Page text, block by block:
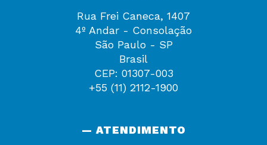
Rua Frei Caneca, 1407
4º Andar - Consolação
São Paulo - SP
Brasil
CEP: 01307-003
+55 (11) 2112-1900
— ATENDIMENTO